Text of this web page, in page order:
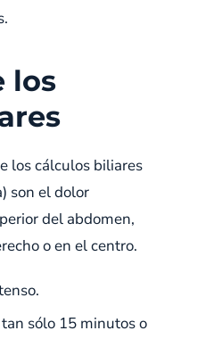
los
los cálculos biliares
son el dolor
del abdomen,
o en el centro.
sólo 15 minutos o